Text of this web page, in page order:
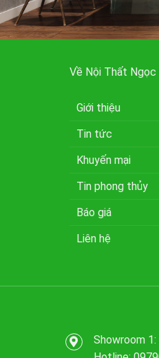
Về Nội Thất Ngọc
Giới thiệu
Tin tức
Khuyến mại
Tin phong thủy
Báo giá
Liên hệ
Showroom